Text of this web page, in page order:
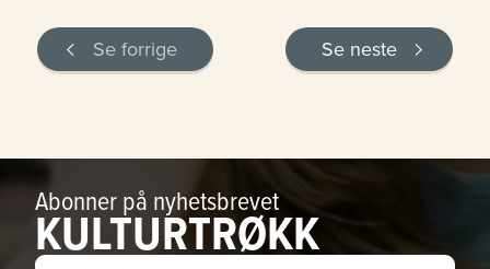
Se forrige Se neste
Abonner på nyhetsbrevet
KULTURTRØKK